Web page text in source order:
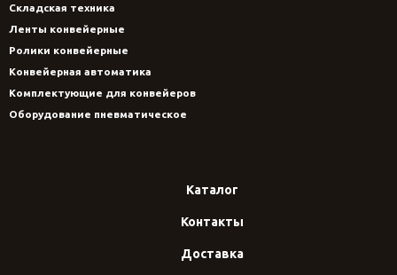
Складская техника
Ленты конвейерные
Ролики конвейерные
Конвейерная автоматика
Комплектующие для конвейеров
Оборудование пневматическое
Каталог
Контакты
Доставка